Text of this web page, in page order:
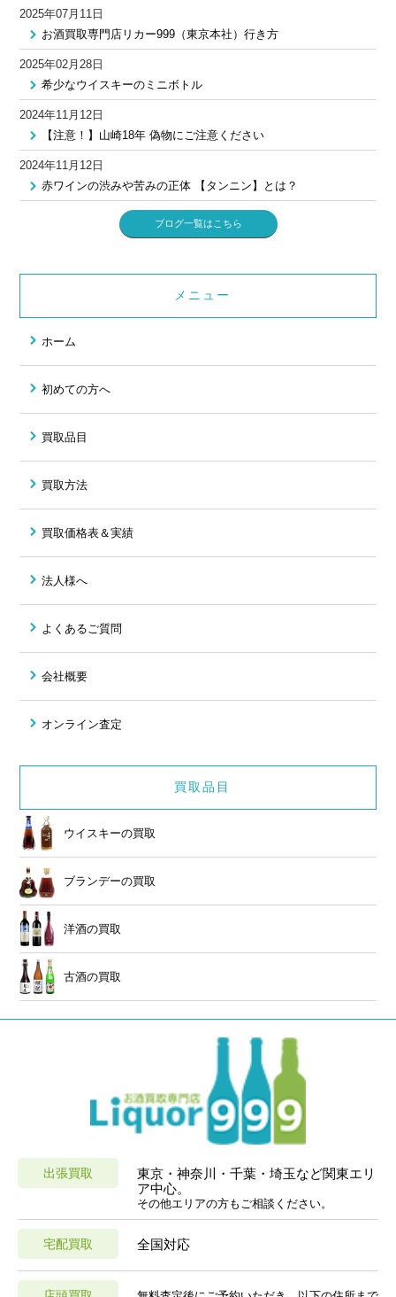
2025年07月11日
お酒買取専門店リカー999（東京本社）行き方
2025年02月28日
希少なウイスキーのミニボトル
2024年11月12日
【注意！】山崎18年 偽物にご注意ください
2024年11月12日
赤ワインの渋みや苦みの正体 【タンニン】とは？
ブログ一覧はこちら
メニュー
ホーム
初めての方へ
買取品目
買取方法
買取価格表＆実績
法人様へ
よくあるご質問
会社概要
オンライン査定
買取品目
ウイスキーの買取
ブランデーの買取
洋酒の買取
古酒の買取
出張買取
東京・神奈川・千葉・埼玉など関東エリ
ア中心。
その他エリアの方もご相談ください。
宅配買取 全国対応